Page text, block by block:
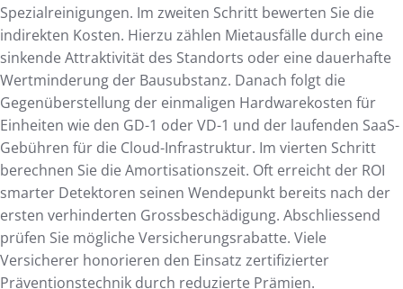
Spezialreinigungen. Im zweiten Schritt bewerten Sie die
indirekten Kosten. Hierzu zählen Mietausfälle durch eine
sinkende Attraktivität des Standorts oder eine dauerhafte
Wertminderung der Bausubstanz. Danach folgt die
Gegenüberstellung der einmaligen Hardwarekosten für
Einheiten wie den GD-1 oder VD-1 und der laufenden SaaS-
Gebühren für die Cloud-Infrastruktur. Im vierten Schritt
berechnen Sie die Amortisationszeit. Oft erreicht der ROI
smarter Detektoren seinen Wendepunkt bereits nach der
ersten verhinderten Grossbeschädigung. Abschliessend
prüfen Sie mögliche Versicherungsrabatte. Viele
Versicherer honorieren den Einsatz zertifizierter
Präventionstechnik durch reduzierte Prämien.